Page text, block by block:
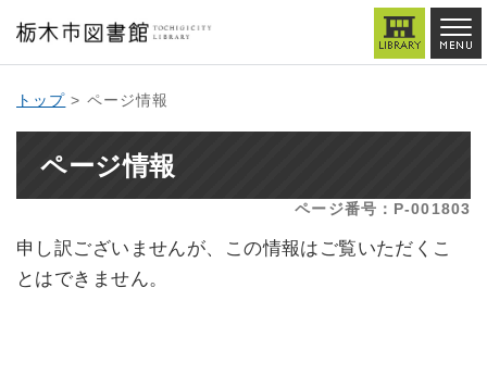
トップ > ページ情報
ページ情報
ページ番号：P-001803
申し訳ございませんが、この情報はご覧いただくこ
とはできません。